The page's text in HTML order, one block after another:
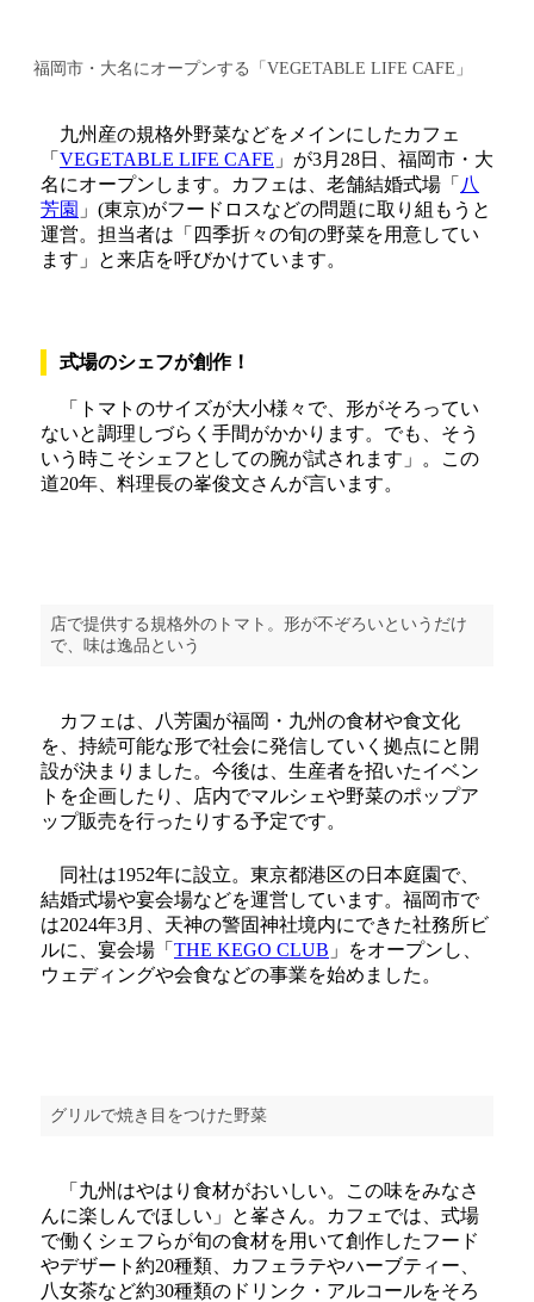
福岡市・大名にオープンする「VEGETABLE LIFE CAFE」
九州産の規格外野菜などをメインにしたカフェ
「 VEGETABLE LIFE CAFE 」が3月28日、福岡市・大
名にオープンします。カフェは、老舗結婚式場「 八
芳園 」(東京)がフードロスなどの問題に取り組もうと
運営。担当者は「四季折々の旬の野菜を用意してい
ます」と来店を呼びかけています。
式場のシェフが創作！
「トマトのサイズが大小様々で、形がそろってい
ないと調理しづらく手間がかかります。でも、そう
いう時こそシェフとしての腕が試されます」。この
道20年、料理長の峯俊文さんが言います。
店で提供する規格外のトマト。形が不ぞろいというだけ
で、味は逸品という
カフェは、八芳園が福岡・九州の食材や食文化
を、持続可能な形で社会に発信していく拠点にと開
設が決まりました。今後は、生産者を招いたイベン
トを企画したり、店内でマルシェや野菜のポップア
ップ販売を行ったりする予定です。
同社は1952年に設立。東京都港区の日本庭園で、
結婚式場や宴会場などを運営しています。福岡市で
は2024年3月、天神の警固神社境内にできた社務所ビ
ルに、宴会場「 THE KEGO CLUB 」をオープンし、
ウェディングや会食などの事業を始めました。
グリルで焼き目をつけた野菜
「九州はやはり食材がおいしい。この味をみなさ
んに楽しんでほしい」と峯さん。カフェでは、式場
で働くシェフらが旬の食材を用いて創作したフード
やデザート約20種類、カフェラテやハーブティー、
八女茶など約30種類のドリンク・アルコールをそろ